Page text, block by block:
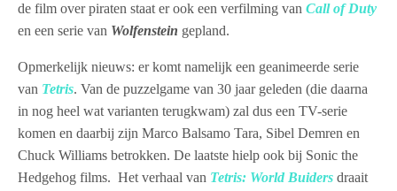
de film over piraten staat er ook een verfilming van Call of Duty
en een serie van Wolfenstein gepland.
Opmerkelijk nieuws: er komt namelijk een geanimeerde serie
van Tetris. Van de puzzelgame van 30 jaar geleden (die daarna
in nog heel wat varianten terugkwam) zal dus een TV-serie
komen en daarbij zijn Marco Balsamo Tara, Sibel Demren en
Chuck Williams betrokken. De laatste hielp ook bij Sonic the
Hedgehog films. Het verhaal van Tetris: World Buiders draait